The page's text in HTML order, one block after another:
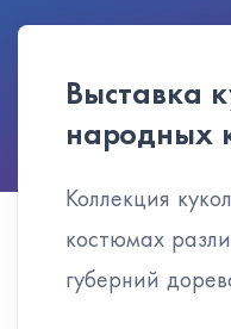
Выставка
народных
Коллекция
костюмах
губерний